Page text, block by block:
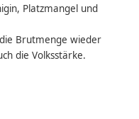
Platzmangel und
Brutmenge wieder
die Volksstärke.